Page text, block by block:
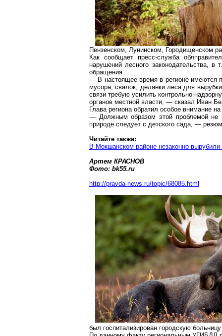
Пензенском, Лунинском, Городищенском
Как сообщает пресс-служба
нарушений лесного законодательства, в
обращения.
— В настоящее время в регионе имеются
мусора, свалок, делянки леса для
связи требую усилить контрольно-
органов местной власти, — сказал Иван
Глава региона обратил особое внимание
— Должным образом этой проблемой не
природе следует с детского сада, —
Читайте также:
В Мокшанском районе незаконно
Артем КРАСНОВ
Фото: bk55.ru
http://pravda-news.ru/topic/68085.html
был госпитализирован городскую